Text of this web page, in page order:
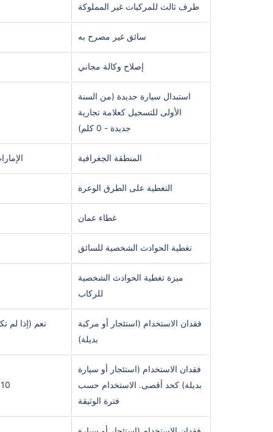
طرف ثالث للمركبات غير المملوكة
سائق غير مصرح به
إصلاح وكالة مجاني
استبدال سيارة جديدة (من السنة
الأولى للتسجيل كعلامة تجارية
جديدة - 0 كلم)
المنطقة الجغرافية
التغطية على الطرق الوعرة
غطاء عمان
تغطية الحوادث الشخصية للسائق
ميزة تغطية الحوادث الشخصية
للركاب
فقدان الاستخدام (استئجار أو مركبة
بديلة)
نعم (إذا لم
فقدان الاستخدام (استئجار أو سيارة
بديلة) كحد أقصى. الاستخدام حسب
فترة الوثيقة
10 أيام (كحد أقصى)